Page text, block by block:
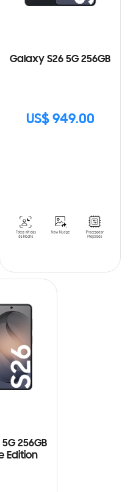
Galaxy S26 5G 256GB
US$ 949.00
256GB
Edition